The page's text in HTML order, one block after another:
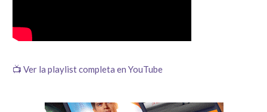
📺 Ver la playlist completa en YouTube